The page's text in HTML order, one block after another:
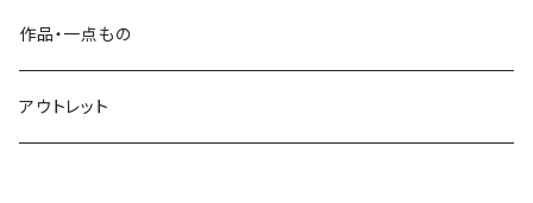
その他
楊枝
屑かご
脱衣かご
作品・一点もの
アウトレット